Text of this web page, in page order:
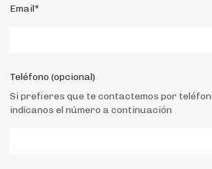
Email*
Teléfono (opcional)
Si prefieres que te contactemos por
indícanos el número a continuación